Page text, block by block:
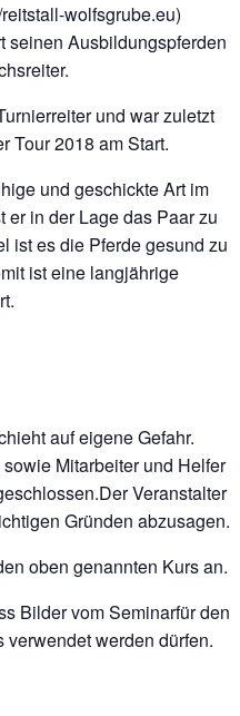
wolfsgrube.eu)
seinen Ausbildungspferden
und war zuletzt
Tour 2018 am Start.
und geschickte Art im
er in der Lage das Paar zu
ist es die Pferde gesund zu
ist eine langjährige
auf eigene Gefahr.
Mitarbeiter und Helfer
Veranstalter
Gründen abzusagen.
oben genannten Kurs an.
Bilder vom Seminarfür den
verwendet werden dürfen.